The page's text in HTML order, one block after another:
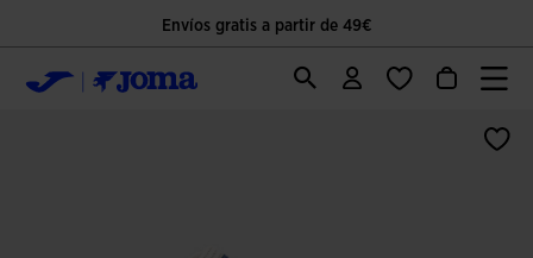
Envíos gratis a partir de 49€